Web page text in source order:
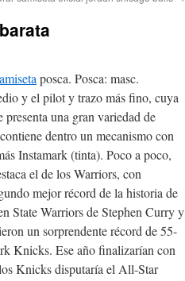
posca. Posca: masc.
y el pilot y trazo más fino, cuya
una gran variedad de
dentro un mecanismo con
Instamark (tinta). Poco a poco,
el de los Warriors, con
mejor récord de la historia de
State Warriors de Stephen Curry y
un sorprendente récord de 55-
Knicks. Ese año finalizarían con
Knicks disputaría el All-Star